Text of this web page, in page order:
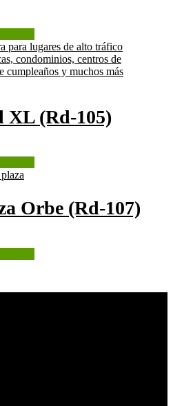
XL (Rd-105)
Orbe (Rd-107)